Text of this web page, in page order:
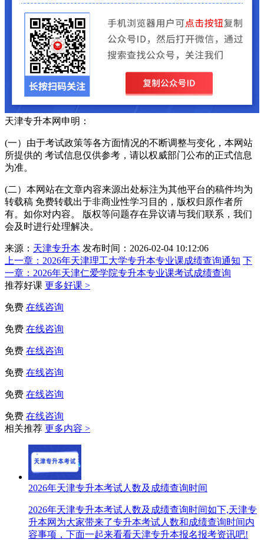
天津专升本网申明：
(一）由于考试政策等各方面情况的不断调整与变化，本网站
所提供的 考试信息仅供参考，请以权威部门公布的正式信息
为准。
(二）本网站在文章内容来源出处标注为其他平台的稿件均为
转载稿 免费转载出于非商业性学习目的，版权归原作者所
有。如你对内容。 版权等问题存在异议请与我们联系，我们
会及时进行处理解决。
来源： 天津专升本 发布时间：2026-02-04 10:12:06
上一章： 2026年天津理工大学专升本专业课成绩查询通知 下
一章： 2026年天津仁爱学院专升本专业课考试成绩查询
推荐好课 更多好课 >
免费 在线咨询
免费 在线咨询
免费 在线咨询
免费 在线咨询
免费 在线咨询
免费 在线咨询
相关推荐 更多内容 >
2026年天津专升本考试人数及成绩查询时间
2026年天津专升本考试人数及成绩查询时间如下,天津专
升本网为大家带来了专升本考试人数和成绩查询时间内
容事项，下面一起来看看天津专升本报名报考资讯吧!